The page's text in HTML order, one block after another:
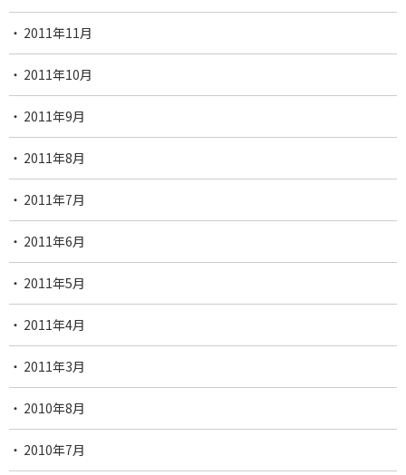
2011年11月
2011年10月
2011年9月
2011年8月
2011年7月
2011年6月
2011年5月
2011年4月
2011年3月
2010年8月
2010年7月